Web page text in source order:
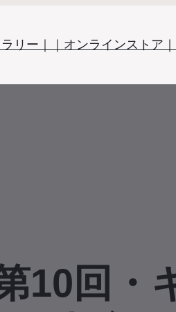
リー｜ ｜オンラインストア｜
10回・